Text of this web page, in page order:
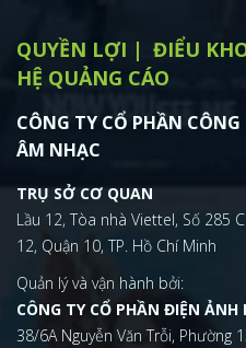
QUYỀN LỢI ĐIỂU
HỆ QUẢNG CÁO
CÔNG TY CỔ PHẦN
ÂM NHẠC
TRỤ SỞ CƠ QUAN
Lầu 12, Tòa nhà Viettel, Số 285
12, Quận 10, TP. Hồ Chí Minh
Quản lý và vận hành bởi:
CÔNG TY CỔ PHẦN ĐIỆN ẢNH
38/6A Nguyễn Văn Trỗi, Phường